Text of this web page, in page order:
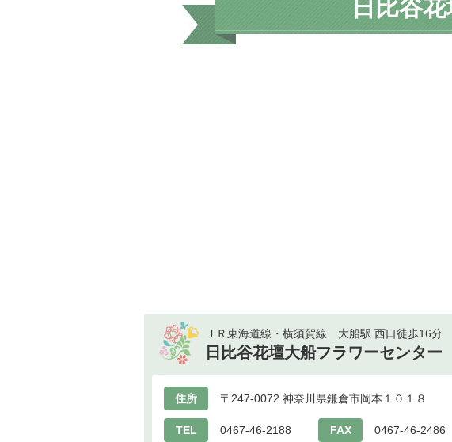
日比谷
ＪＲ東海道線・横須賀線 大船駅 西口徒歩16分
日比谷花壇大船フラワーセンター
住所 〒247-0072 神奈川県鎌倉市岡本１０１８
TEL 0467-46-2188 FAX 0467-46-2486